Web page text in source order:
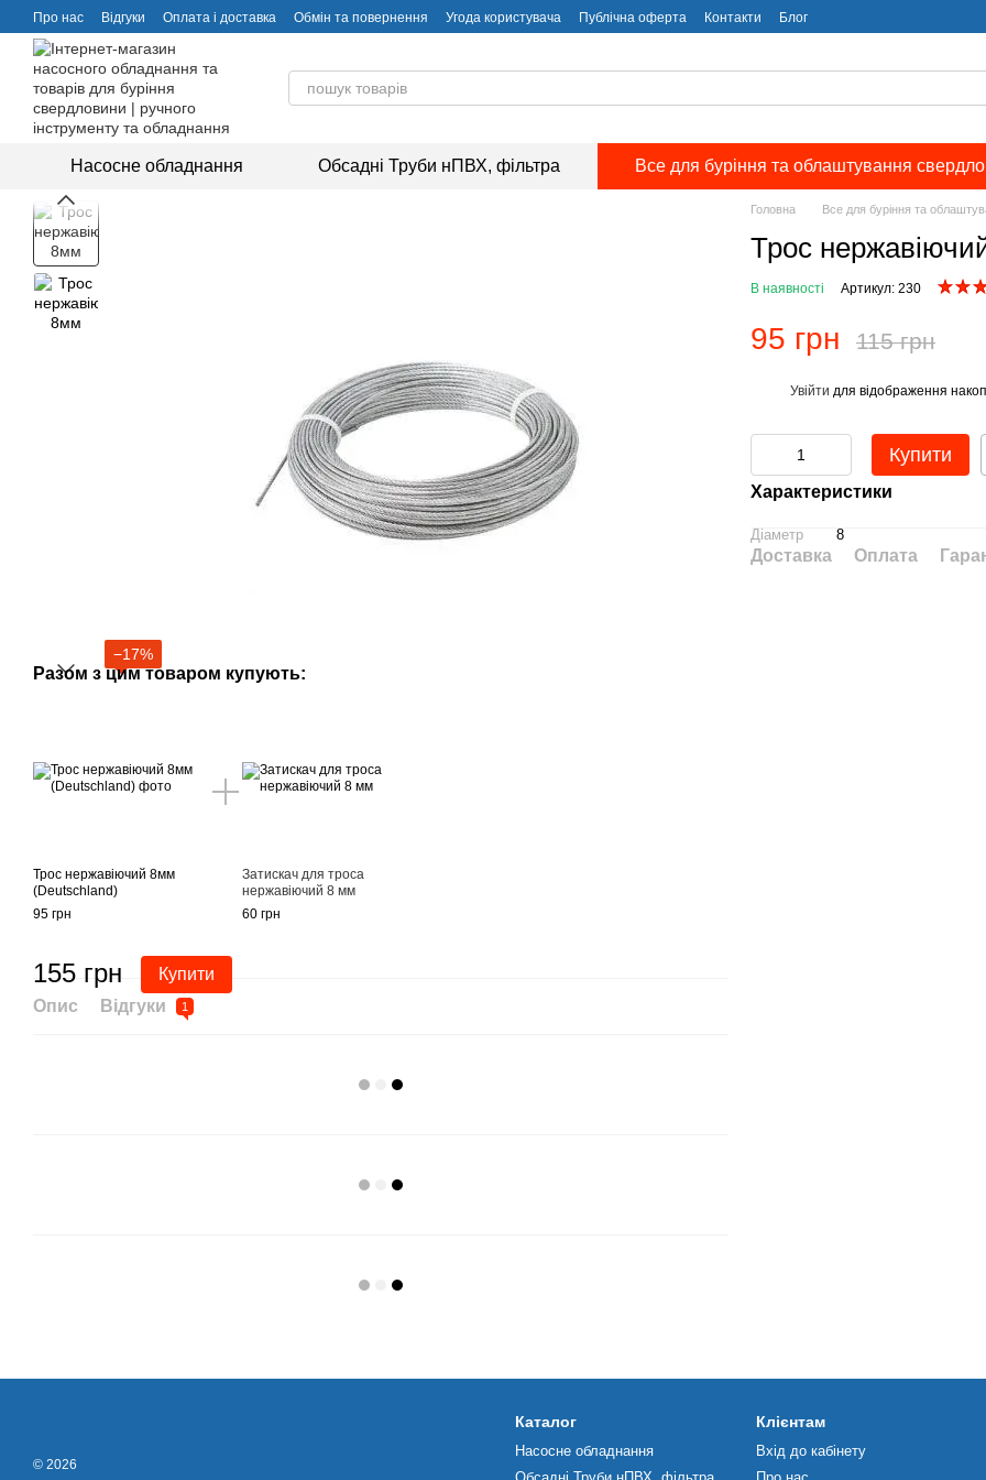
Перейти до основного контенту
Про нас Відгуки Оплата і доставка Обмін та повернення Угода користувача Публічна оферта Контакти Блог
Насосне обладнання Обсадні Труби нПВХ, фільтра Все для буріння та облаштування
−17%
Разом з цим товаром купують:
Трос нержавіючий 8мм
(Deutschland)
95 грн
Затискач для троса
нержавіючий 8 мм
60 грн
155 грн
Купити
Опис
Відгуки 1
Головна Все для буріння та
Трос
В наявності Артикул: 230
95 грн 115 грн
Увійти для відображення
Купити
Характеристики
Діаметр 8
Доставка Оплата
© 2026
Каталог
Насосне обладнання
Клієнтам
Вхід до кабінету